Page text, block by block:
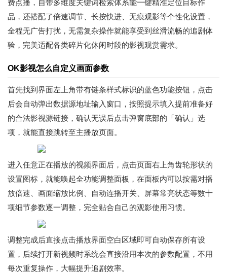
费点播，自带多维度关键词检索体系能一键精准定位目标作
品，还搭配了倍速调节、长按快进、无痕观影等个性化设置，
全程无广告打扰，无需复杂操作就能享受到丝滑流畅的追剧体
验，完美适配各类碎片化休闲时段的影视观赏需求。
OK影视怎么自定义画面参数
首先找到界面左上角带有链条样式标识的蓝色功能按钮，点击
后会自动弹出数据源地址输入窗口，按照提示填入提前准备好
的合法影视源链接，确认无误后点击弹窗底部的「确认」选
项，就能直接跳转至主播放页面。
进入任意正在播放的视频界面后，点击页面右上角齿轮形状的
设置图标，就能唤起全功能调整面板，在面板内可以按需对播
放倍速、画面缩放比例、自动连播开关、屏幕常亮状态等数十
项细节参数逐一调整，完全贴合自己的观影使用习惯。
调整完成后直接点击播放界面空白区域即可自动保存所有设
置，后续打开新视频时系统会直接沿用本次的参数配置，不用
每次重复操作，大幅提升追剧效率。